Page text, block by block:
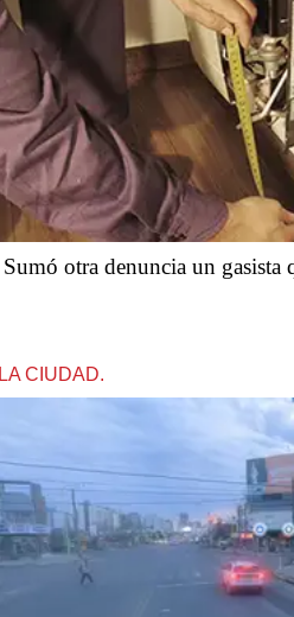
Sumó otra denuncia un gasista
LA CIUDAD.